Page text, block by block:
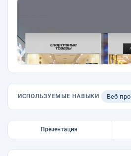
ИСПОЛЬЗУЕМЫЕ НАВЫКИ Веб-
Презентация